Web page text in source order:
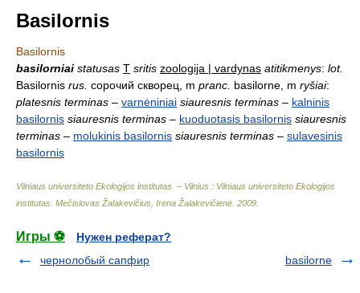
Basilornis
Basilornis
basilorniai statusas T sritis zoologija | vardynas atitikmenys: lot.
Basilornis rus. сорочий скворец, m pranc. basilorne, m ryšiai:
platesnis terminas – varnėniniai siauresnis terminas – kalninis
basilornis siauresnis terminas – kuoduotasis basilornis siauresnis
terminas – molukinis basilornis siauresnis terminas – sulavesinis
basilornis
Vilniaus universiteto Ekologijos institutas. – Vilnius : Vilniaus universiteto Ekologijos
institutas Mečislovas Žalakevičius, Irena Žalakevičienė 2009
Игры ⚽
Нужен реферат?
чернолобый сапфир
basilorne